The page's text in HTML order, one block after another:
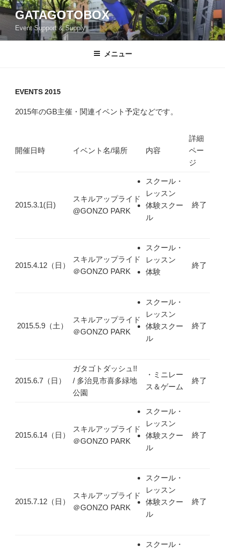
コ
ン
テ
ン
GATAGOTOBOX
Event Support & Supply
メニュー
EVENTS 2015
2015年のGB主催・関連イベント予定などです。
開催日時 イベント名/場所 内容
詳細
ペー
ジ
2015.3.1(日)
スキルアップライド
@GONZO PARK
スクール・
レッスン
体験スクー
ル
終了
2015.4.12（日）
スキルアップライド
＠GONZO PARK
スクール・
レッスン
体験
終了
2015.5.9（土）
スキルアップライド
＠GONZO PARK
スクール・
レッスン
体験スクー
ル
終了
2015.6.7（日）
ガタゴトダッシュ!!
/ 多治見市喜多緑地
公園
・ミニレー
ス＆ゲーム
終了
2015.6.14（日）
スキルアップライド
＠GONZO PARK
スクール・
レッスン
体験スクー
ル
終了
2015.7.12（日）
スキルアップライド
＠GONZO PARK
スクール・
レッスン
体験スクー
ル
終了
スクール・